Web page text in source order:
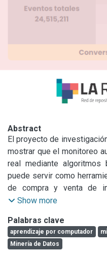
Abstract
El proyecto de
mostrar que el monitoreo
real mediante algoritmos
puede servir como
de compra y venta de
Mercado de Valores de
extraídas de Twitter
Sentiment Analysis
generan un impacto directo
Show more
Palabras clave
aprendizaje por computador
Minería de Datos